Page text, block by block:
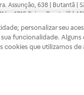
Assunção, 638 | Butantã
e 1715 Raia e Drogasil)
da área
no site são
possa realizar suas
personalizar seu
funcionalidade. Alguns
cookies que utilizamos